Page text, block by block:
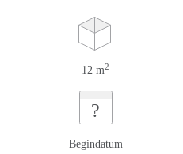
12 m2
?
Begindatum